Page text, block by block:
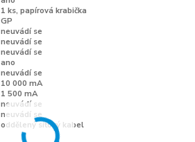
1 ks, papírová krabička
GP
neuvádí se
neuvádí se
neuvádí se
ano
neuvádí se
10 000 mA
1 500 mA
neuvádí se
neuvádí se
oddělený síťový kabel